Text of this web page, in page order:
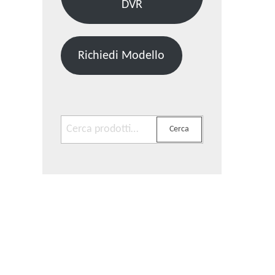
DVR
Richiedi Modello
Cerca:
Cerca